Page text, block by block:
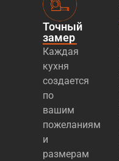
Точный
замер
Каждая
кухня
создается
по
вашим
пожеланиям
и
размерам